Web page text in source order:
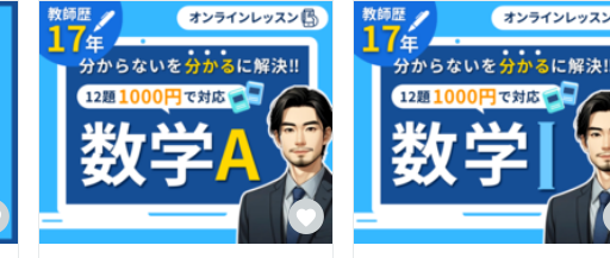
とりの目標に向けた指導を心がけています。
ほぼ100％を達成し、多くの生徒の夢をサポートしてきました。
ご相談ください。一緒に目標を叶えましょう！